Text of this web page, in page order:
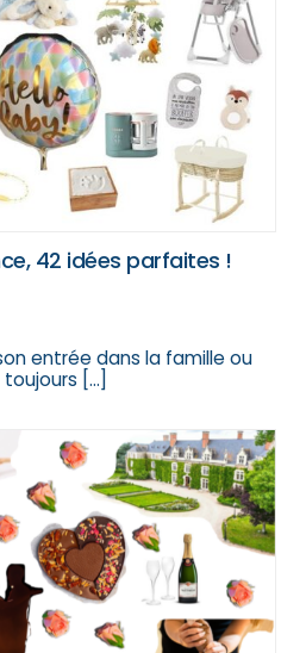
42 idées parfaites !
entrée dans la famille ou
[…]